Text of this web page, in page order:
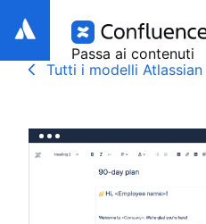
Passa ai contenuti
Tutti i modelli Atlassian